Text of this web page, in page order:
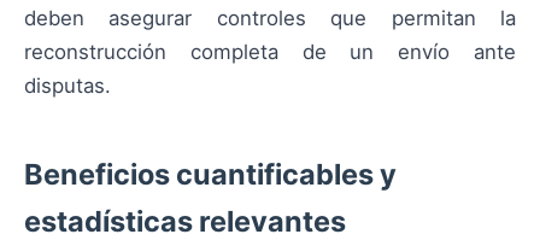
deben asegurar controles que permitan la
reconstrucción completa de un envío ante
disputas.
Beneficios cuantificables y
estadísticas relevantes